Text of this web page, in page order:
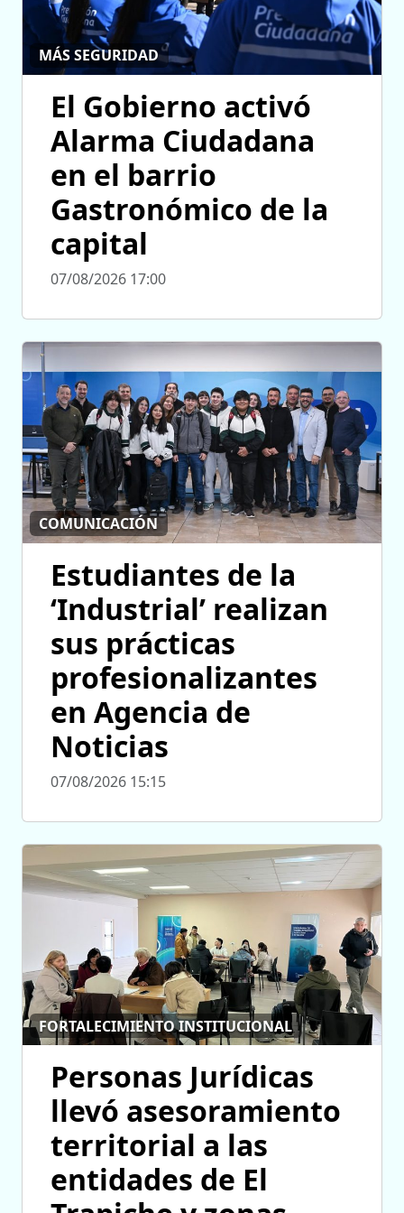
MÁS SEGURIDAD
El Gobierno activó
Alarma Ciudadana
en el barrio
Gastronómico de la
capital
07/08/2026 17:00
COMUNICACIÓN
Estudiantes de la
‘Industrial’ realizan
sus prácticas
profesionalizantes
en Agencia de
Noticias
07/08/2026 15:15
FORTALECIMIENTO INSTITUCIONAL
Personas Jurídicas
llevó asesoramiento
territorial a las
entidades de El